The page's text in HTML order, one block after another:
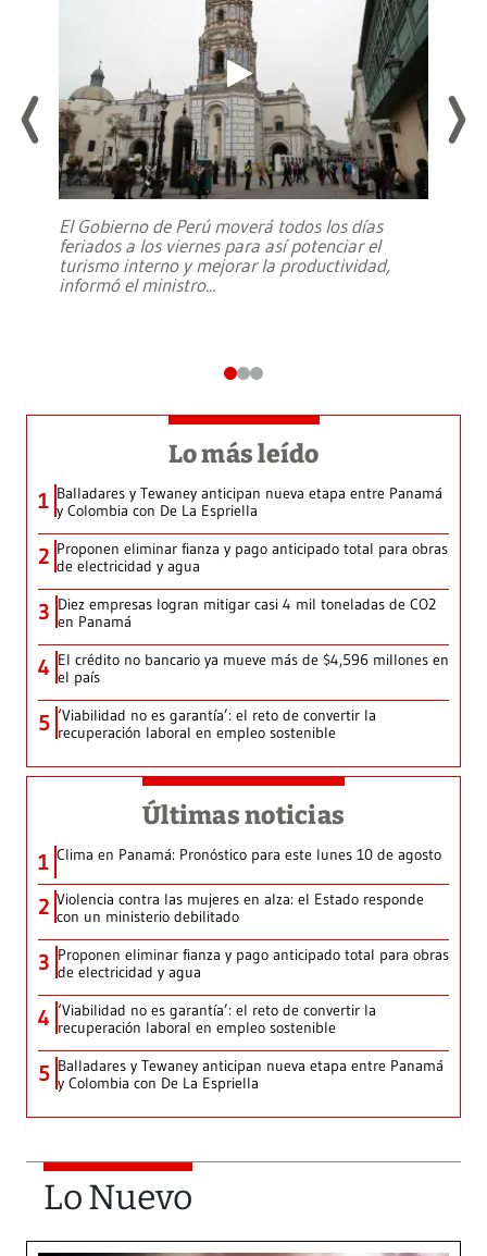
El Gobierno de Perú moverá todos los días
feriados a los viernes para así potenciar el
turismo interno y mejorar la productividad,
informó el ministro...
Lo más leído
1 Balladares y Tewaney anticipan nueva etapa entre Panamá
y Colombia con De La Espriella
2 Proponen eliminar fianza y pago anticipado total para obras
de electricidad y agua
3 Diez empresas logran mitigar casi 4 mil toneladas de CO2
en Panamá
4 El crédito no bancario ya mueve más de $4,596 millones en
el país
5 ‘Viabilidad no es garantía’: el reto de convertir la
recuperación laboral en empleo sostenible
Últimas noticias
1 Clima en Panamá: Pronóstico para este lunes 10 de agosto
2 Violencia contra las mujeres en alza: el Estado responde
con un ministerio debilitado
3 Proponen eliminar fianza y pago anticipado total para obras
de electricidad y agua
4 ‘Viabilidad no es garantía’: el reto de convertir la
recuperación laboral en empleo sostenible
5 Balladares y Tewaney anticipan nueva etapa entre Panamá
y Colombia con De La Espriella
Lo Nuevo